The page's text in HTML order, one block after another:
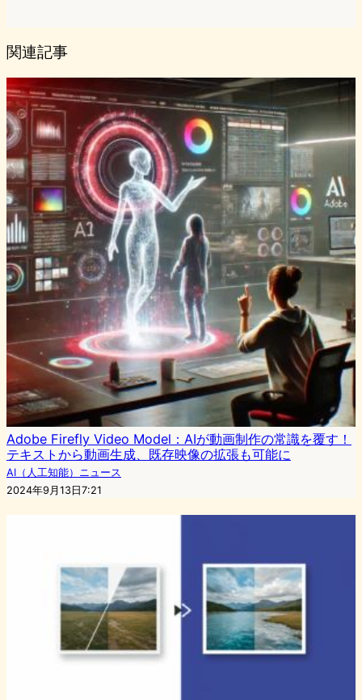
関連記事
Adobe Firefly Video Model：AIが動画制作の常識を覆す！
テキストから動画生成、既存映像の拡張も可能に
AI（人工知能）ニュース
2024年9月13日7:21